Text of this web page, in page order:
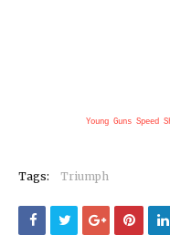
Young Guns
Tags: Triumph